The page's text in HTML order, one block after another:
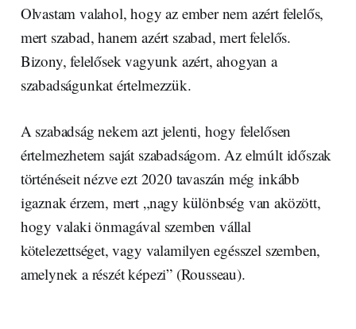
Olvastam valahol, hogy az ember nem azért felelős,
mert szabad, hanem azért szabad, mert felelős.
Bizony, felelősek vagyunk azért, ahogyan a
szabadságunkat értelmezzük.
A szabadság nekem azt jelenti, hogy felelősen
értelmezhetem saját szabadságom. Az elmúlt időszak
történéseit nézve ezt 2020 tavaszán még inkább
igaznak érzem, mert „nagy különbség van aközött,
hogy valaki önmagával szemben vállal
kötelezettséget, vagy valamilyen egésszel szemben,
amelynek a részét képezi” (Rousseau).